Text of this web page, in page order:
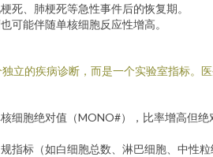
死、肺梗死等急性事件后的恢复期。
可能伴随单核细胞反应性增高。
立的疾病诊断，而是一个实验室指标。
核细胞绝对值（MONO#），比率增高但绝
规指标（如白细胞总数、淋巴细胞、中性粒